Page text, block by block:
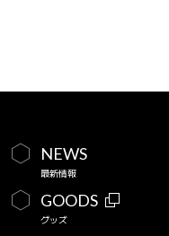
NEWS
最新情報
GOODS
グッズ